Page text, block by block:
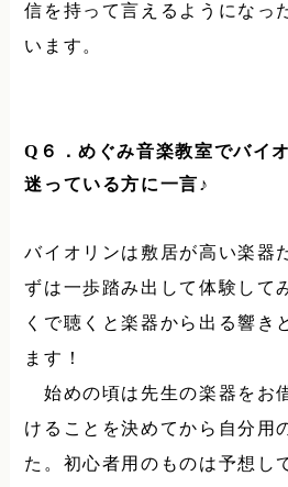
信を持って言えるようになっ
います。
Q ６．めぐみ音楽教室でバイ
迷っている方に一言♪
バイオリンは敷居が高い楽器
ずは一歩踏み出して体験して
くで聴くと楽器から出る響き
ます！
始めの頃は先生の楽器をお
けることを決めてから自分用
た。初心者用のものは予想し